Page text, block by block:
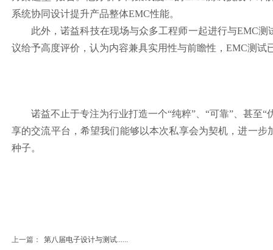
系统协同设计提升产品整体EMC性能。
此外，诺益科技在现场与众多工程师一起进行与EMC
议给予高度评价，认为内容兼具实用性与前瞻性，EMC测
诺益不止于专注为行业打造一个“纯粹”、“可靠”、甚至
享的交流平台，希望我们能够以本次私享会为契机，进一
种子。
上一篇：
第八届电子设计与测试......